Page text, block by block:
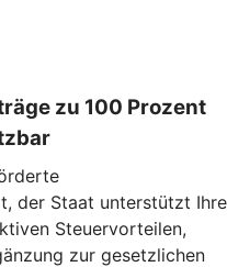
zu 100 Prozent
der Staat unterstützt Ihre
Steuervorteilen,
zur gesetzlichen